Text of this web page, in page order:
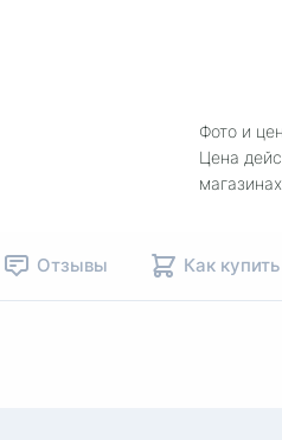
Фото и
Цена
магазинах
Отзывы Как купить